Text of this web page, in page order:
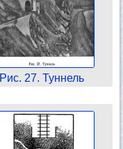
Рис. 27. Туннель